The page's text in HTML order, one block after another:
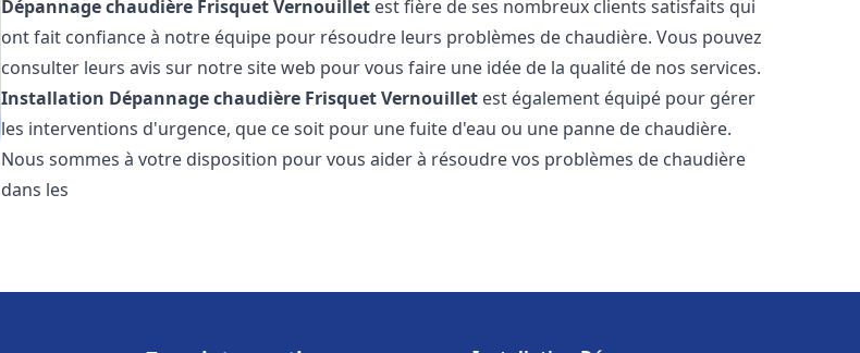
Dépannage chaudière FrisquetVernouillet est fière de ses nombreux clients satisfaits qui
ont fait confiance à notre équipe pour résoudre leurs problèmes de chaudière. Vous pouvez
consulter leurs avis sur notre site web pour vous faire une idée de la qualité de nos services.
Installation Dépannage chaudière FrisquetVernouillet est également équipé pour gérer
les interventions d'urgence, que ce soit pour une fuite d'eau ou une panne de chaudière.
Nous sommes à votre disposition pour vous aider à résoudre vos problèmes de chaudière
dans les